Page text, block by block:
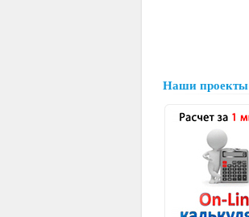
Наши проекты